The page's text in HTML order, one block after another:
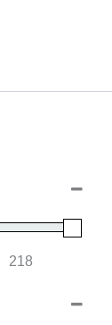
Price
Price